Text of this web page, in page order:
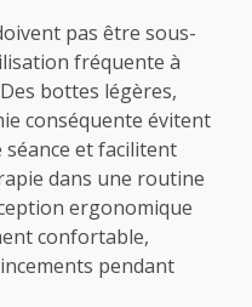
pas être sous-
fréquente à
bottes légères,
conséquente évitent
et facilitent
dans une routine
ergonomique
confortable,
pendant